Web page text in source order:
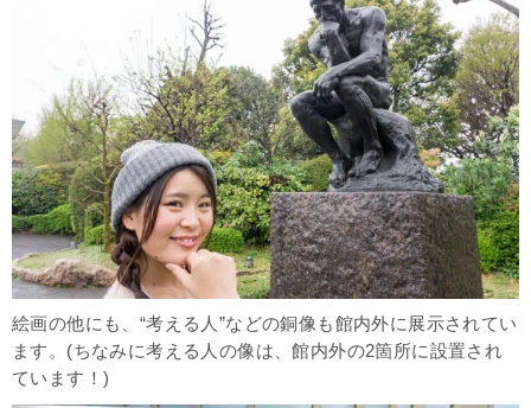
絵画の他にも、“考える人”などの銅像も館内外に展示されてい
ます。(ちなみに考える人の像は、館内外の2箇所に設置され
ています！)